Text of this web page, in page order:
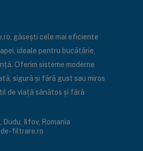
găsești cele mai eficiente
ideale pentru bucătărie,
Oferim sisteme moderne
sigură și fără gust sau miros
de viață sănătos și fără
Ilfov, Romania
filtrare.ro